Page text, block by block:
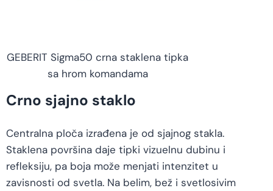
GEBERIT Sigma50 crna staklena tipka
sa hrom komandama
Crno sjajno staklo
Centralna ploča izrađena je od sjajnog stakla.
Staklena površina daje tipki vizuelnu dubinu i
refleksiju, pa boja može menjati intenzitet u
zavisnosti od svetla. Na belim, bež i svetlosivim